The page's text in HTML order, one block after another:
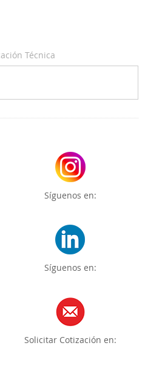
Técnica
Síguenos en:
Síguenos en:
Solicitar Cotización en: